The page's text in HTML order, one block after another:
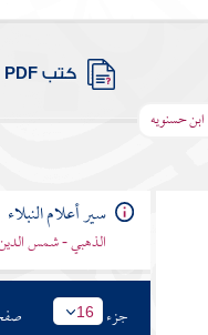
كتب PDF
ابن حسنويه
سير أعلام النبلاء
الذهبي - شمس
جزء 16